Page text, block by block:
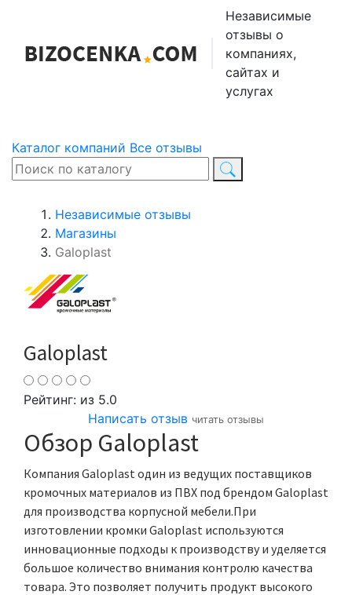
Независимые
отзывы о
компаниях,
сайтах и
услугах
Каталог компаний Все отзывы
Независимые отзывы
Магазины
Galoplast
Galoplast
Рейтинг: из 5.0
Написать отзыв читать отзывы
Обзор Galoplast
Компания Galoplast один из ведущих поставщиков
кромочных материалов из ПВХ под брендом Galoplast
для производства корпусной мебели.При
изготовлении кромки Galoplast используются
инновационные подходы к производству и уделяется
большое количество внимания контролю качества
товара. Это позволяет получить продукт высокого